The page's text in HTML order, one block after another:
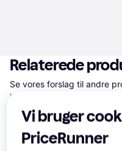
Relaterede
Se vores forslag til andre
interesser.
Trender
Vi bruger
PriceRunner